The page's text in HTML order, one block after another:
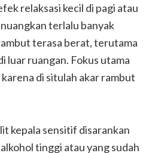
relaksasi kecil di pagi atau
terlalu banyak
terasa berat, terutama
luar ruangan. Fokus utama
di situlah akar rambut
kepala sensitif disarankan
tinggi atau yang sudah